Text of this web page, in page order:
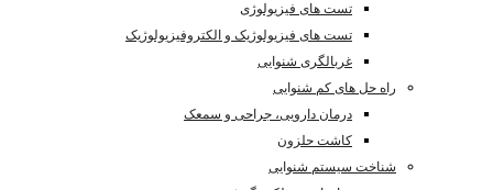
تست های فیزیولوژی
تست های فیزیولوژیک و الکتروفیزیولوژیک
غربالگری شنوایی
راه حل های کم شنوایی
درمان دارویی، جراحی و سمعک
کاشت حلزون
شناخت سیستم شنوایی